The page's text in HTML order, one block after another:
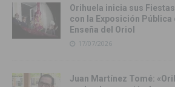
Orihuela inicia sus
con la Exposición Pública
Enseña del Oriol
17/07/2026
Juan Martínez Tomé: